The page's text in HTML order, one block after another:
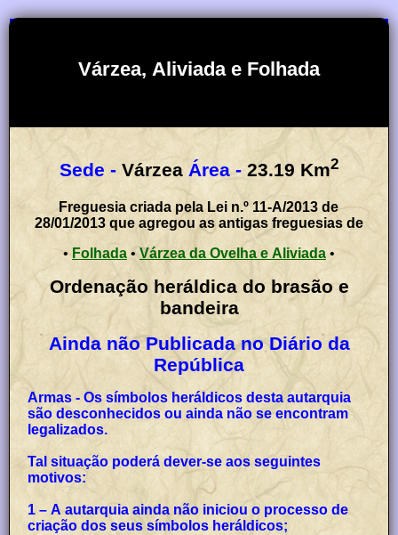
Várzea, Aliviada e Folhada
Sede - Várzea Área - 23.19 Km2
Freguesia criada pela Lei n.º 11-A/2013 de
28/01/2013 que agregou as antigas freguesias de
• Folhada • Várzea da Ovelha e Aliviada •
Ordenação heráldica do brasão e
bandeira
Ainda não Publicada no Diário da
República
Armas - Os símbolos heráldicos desta autarquia
são desconhecidos ou ainda não se encontram
legalizados.
Tal situação poderá dever-se aos seguintes
motivos:
1 – A autarquia ainda não iniciou o processo de
criação dos seus símbolos heráldicos;